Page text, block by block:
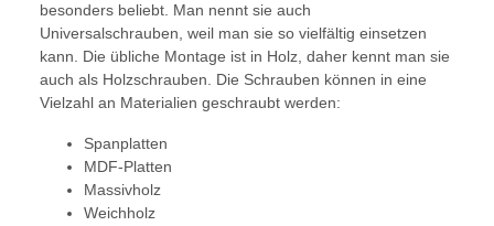
besonders beliebt. Man nennt sie auch
Universalschrauben, weil man sie so vielfältig einsetzen
kann. Die übliche Montage ist in Holz, daher kennt man sie
auch als Holzschrauben. Die Schrauben können in eine
Vielzahl an Materialien geschraubt werden:
Spanplatten
MDF-Platten
Massivholz
Weichholz